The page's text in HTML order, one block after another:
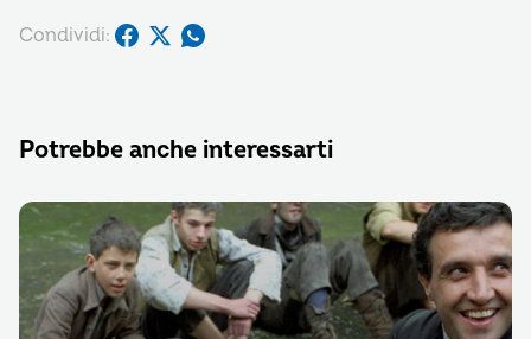
Condividi:
Potrebbe anche interessarti